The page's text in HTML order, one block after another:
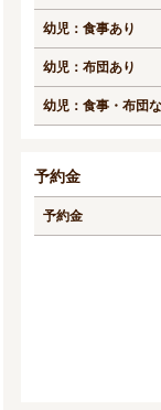
幼児：食事あり
幼児：布団あり
幼児：食事・布団
予約金
予約金